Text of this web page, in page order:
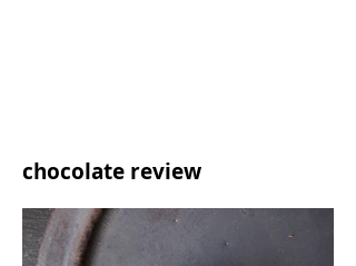
chocolate review